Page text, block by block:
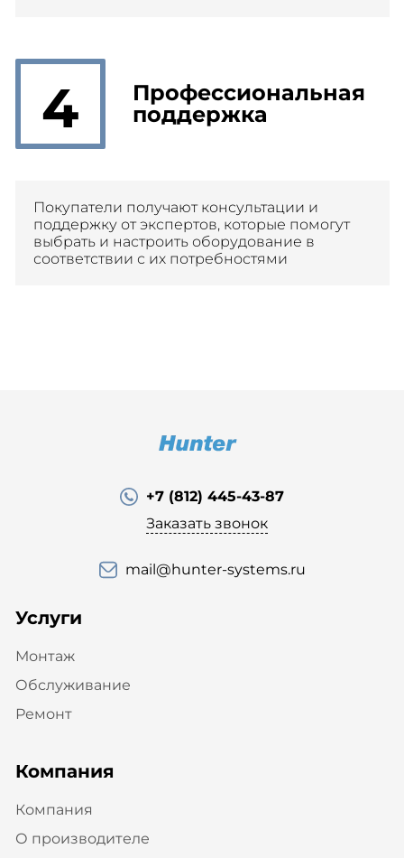
4
Профессиональная
поддержка
Покупатели получают консультации и
поддержку от экспертов, которые помогут
выбрать и настроить оборудование в
соответствии с их потребностями
+7 (812) 445-43-87
Заказать звонок
mail@hunter-systems.ru
Услуги
Монтаж
Обслуживание
Ремонт
Компания
Компания
О производителе